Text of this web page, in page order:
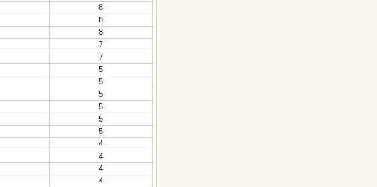
8
8
8
7
7
5
5
5
5
5
5
4
4
4
4